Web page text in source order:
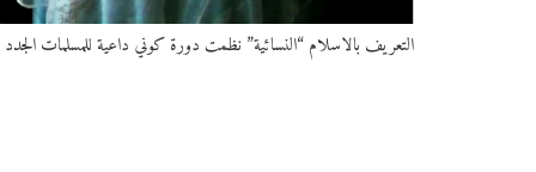
التعريف بالاسلام “النسائية” نظمت دورة كوني داعية للمسلمات الجدد